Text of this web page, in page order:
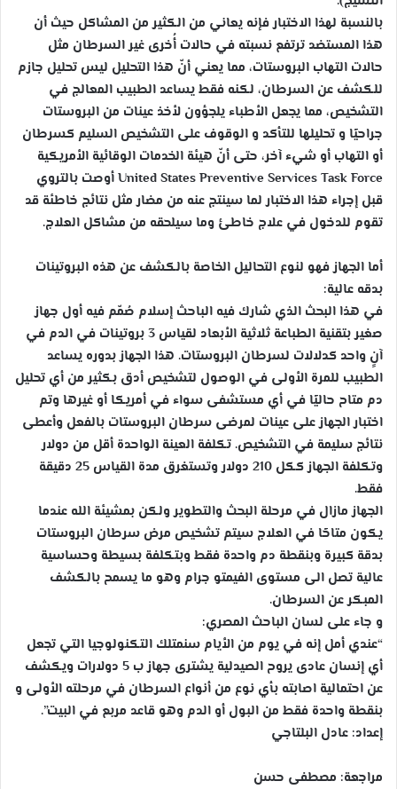
بالنسبة لهذا الاختبار فإنه يعاني من الكثير من المشاكل حيث أن
هذا المستضد ترتفع نسبته في حالات أُخرى غير السرطان مثل
حالات التهاب البروستات، مما يعني أنّ هذا التحليل ليس تحليل جازم
للكشف عن السرطان، لكنه فقط يساعد الطبيب المعالج في
التشخيص، مما يجعل الأطباء يلجؤون لأخذ عينات من البروستات
جراحيًا و تحليلها للتأكد و الوقوف على التشخيص السليم كسرطان
أو التهاب أو شيء آخر، حتى أنّ هيئة الخدمات الوقائية الأمريكية
United States Preventive Services Task Force أوصت بالتروي
قبل إجراء هذا الاختبار لما سينتج عنه من مضار مثل نتائج خاطئة قد
تقوم للدخول في علاج خاطئ وما سيلحقه من مشاكل العلاج.
أما الجهاز فهو لنوع التحاليل الخاصة بالكشف عن هذه البروتينات
بدقه عالية:
في هذا البحث الذي شارك فيه الباحث إسلام صُمّم فيه أول جهاز
صغير بتقنية الطباعة ثلاثية الأبعاد لقياس 3 بروتينات في الدم في
آنٍ واحد كدلالات لسرطان البروستات. هذا الجهاز بدوره يساعد
الطبيب للمرة الأولى في الوصول لتشخيص أدق بكثير من أي تحليل
دم متاح حاليًا في أي مستشفى سواء في أمريكا أو غيرها وتم
اختبار الجهاز على عينات لمرضى سرطان البروستات بالفعل وأعطى
نتائج سليمة في التشخيص. تكلفة العينة الواحدة أقل من دولار
وتكلفة الجهاز ككل 210 دولار وتستغرق مدة القياس 25 دقيقة
فقط.
الجهاز مازال في مرحلة البحث والتطوير ولكن بمشيئة الله عندما
يكون متاحًا في العلاج سيتم تشخيص مرض سرطان البروستات
بدقة كبيرة وبنقطة دم واحدة فقط وبتكلفة بسيطة وحساسية
عالية تصل الى مستوى الفيمتو جرام وهو ما يسمح بالكشف
المبكر عن السرطان.
و جاء على لسان الباحث المصري:
“عندي أمل إنه في يوم من الأيام سنمتلك التكنولوجيا التي تجعل
أي إنسان عادى يروح الصيدلية يشترى جهاز ب 5 دولارات ويكشف
عن احتمالية اصابته بأي نوع من أنواع السرطان في مرحلته الأولى و
بنقطة واحدة فقط من البول أو الدم وهو قاعد مربع في البيت”.
إعداد: عادل البلتاجي
مراجعة: مصطفى حسن